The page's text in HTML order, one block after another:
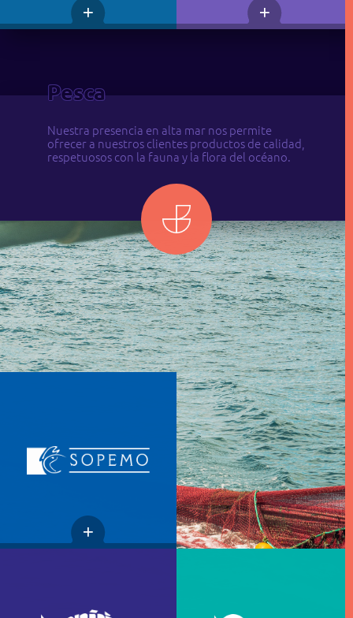
Nuestra presencia en alta mar nos permite
ofrecer a nuestros clientes productos de calidad,
respetuosos con la fauna y la flora del océano.
Pesca
¿Quiénes somos?
Nuestras empresas
Actualidades
Contratación
Contacto